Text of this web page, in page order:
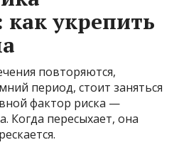
укрепить
повторяются,
период, стоит заняться
фактор риска —
Когда пересыхает, она